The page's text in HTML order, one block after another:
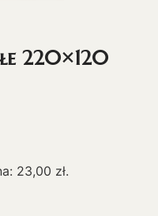
220×120
23,00 zł.